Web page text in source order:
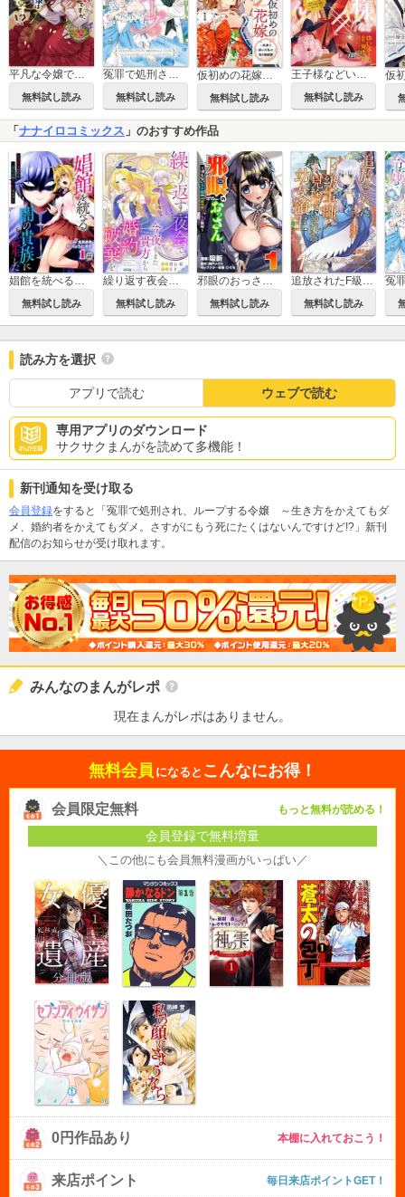
平凡な令嬢ですが、旦那様は溺愛です！？～地味なんて言わせません！～アンソロジーコミック
無料試し読み
冤罪で処刑され、ループする令嬢 ～生き方をかえてもダメ、婚約者をかえてもダメ。さすがにもう死にたくはないんですけど!?【単行本版】【特典付き】
無料試し読み
仮初めの花嫁 一条家に嫁いだ私の偽り婚姻譚
無料試し読み
王子様などいりません！
無料試し読み
「 ナナイロコミックス 」のおすすめ作品
娼館を統べる闇の貴族に転生した～美少女たちと二重生活のハーレムライフ～
無料試し読み
繰り返す夜会で、今夜もまた貴方から婚約破棄を
無料試し読み
邪眼のおっさん～冴えない三十路のペロペロハーレム無双～【単行本版】
無料試し読み
追放されたF級軍師と見捨てられた幼女領主～SSSランクの駒と攻略する辺境戦線～【単行本版】【特典付き】
無料試し読み
読み方を選択
アプリで読む ウェブで読む
専用アプリのダウンロード
サクサクまんがを読めて多機能！
新刊通知を受け取る
会員登録をすると「冤罪で処刑され、ループする令嬢 ～生き方をかえてもダ
メ、婚約者をかえてもダメ。さすがにもう死にたくはないんですけど!?」新刊
配信のお知らせが受け取れます。
みんなのまんがレポ
現在まんがレポはありません。
無料会員 になると こんなにお得！
会員限定無料 もっと無料が読める！
会員登録で無料増量
＼この他にも会員無料漫画がいっぱい／
0円作品あり 本棚に入れておこう！
来店ポイント 毎日来店ポイントGET！